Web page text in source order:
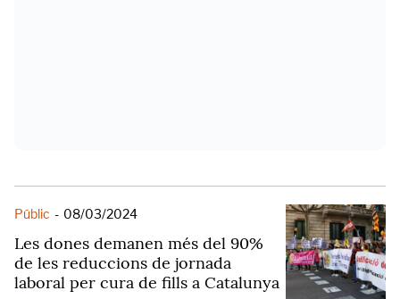
Públic - 08/03/2024
Les dones demanen més del 90%
de les reduccions de jornada
laboral per cura de fills a Catalunya